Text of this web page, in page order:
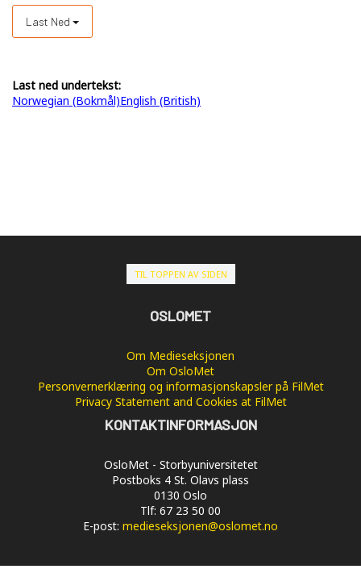
Last Ned
Last ned undertekst:
Norwegian (Bokmål)English (British)
TIL TOPPEN AV SIDEN
OSLOMET
Om Medieseksjonen
Om OsloMet
Personvernerklæring og informasjonskapsler på FilMet
Privacy Statement and Cookies at FilMet
KONTAKTINFORMASJON
OsloMet - Storbyuniversitetet
Postboks 4 St. Olavs plass
0130 Oslo
Tlf: 67 23 50 00
E-post: medieseksjonen@oslomet.no